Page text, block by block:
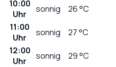
10:00
Uhr
sonnig 26°C
11:00
Uhr
sonnig 27°C
12:00
Uhr
sonnig 29°C